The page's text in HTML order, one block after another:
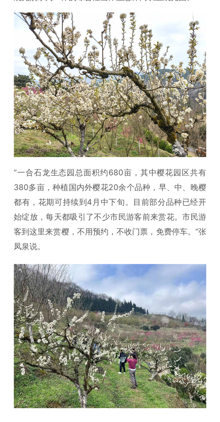
“一合石龙生态园总面积约680亩，其中樱花园区共有
380多亩，种植国内外樱花20余个品种，早、中、晚樱
都有，花期可持续到4月中下旬。目前部分品种已经开
始绽放，每天都吸引了不少市民游客前来赏花。市民游
客到这里来赏樱，不用预约，不收门票，免费停车。”张
凤泉说。